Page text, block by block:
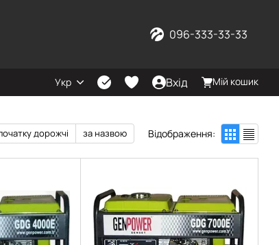
096-333-33-33
Укр Вхід Мій кошик
дорожчі за назвою Відображення: